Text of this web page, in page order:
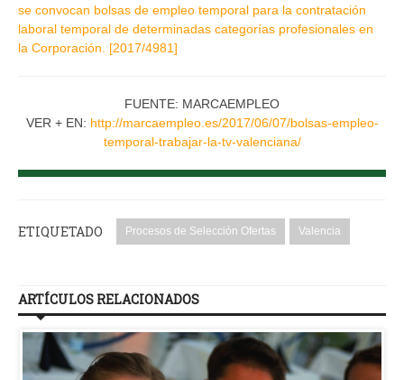
se convocan bolsas de empleo temporal para la contratación
laboral temporal de determinadas categorías profesionales en
la Corporación. [2017/4981]
FUENTE: MARCAEMPLEO
VER + EN: http://marcaempleo.es/2017/06/07/bolsas-empleo-
temporal-trabajar-la-tv-valenciana/
ETIQUETADO Procesos de Selección Ofertas Valencia
ARTÍCULOS RELACIONADOS